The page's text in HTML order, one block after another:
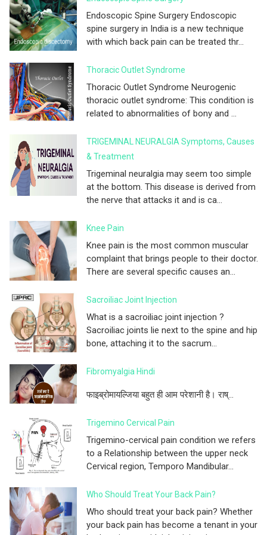
Endoscopic Spine Surgery Endoscopic
spine surgery in India is a new technique
with which back pain can be treated thr...
Thoracic Outlet Syndrome
Thoracic Outlet Syndrome Neurogenic
thoracic outlet syndrome: This condition is
related to abnormalities of bony and ...
TRIGEMINAL NEURALGIA Symptoms, Causes
& Treatment
Trigeminal neuralgia may seem too simple
at the bottom. This disease is derived from
the nerve that attacks it and is ca...
Knee Pain
Knee pain is the most common muscular
complaint that brings people to their doctor.
There are several specific causes an...
Sacroiliac Joint Injection
What is a sacroiliac joint injection ?
Sacroiliac joints lie next to the spine and hip
bone, attaching it to the sacrum...
Fibromyalgia Hindi
फाइब्रोमायल्जिया बहुत ही आम परेशानी है। राष्...
Trigemino Cervical Pain
Trigemino-cervical pain condition we refers
to a Relationship between the upper neck
Cervical region, Temporo Mandibular...
Who Should Treat Your Back Pain?
Who should treat your back pain? Whether
your back pain has become a tenant in your